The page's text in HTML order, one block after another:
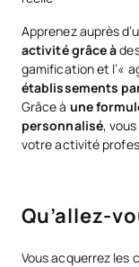
Apprenez auprès
activité grâce à
gamification et l’«
établissements
Grâce à une
personnalisé,
votre activité
Qu’allez-
Vous acquerrez les